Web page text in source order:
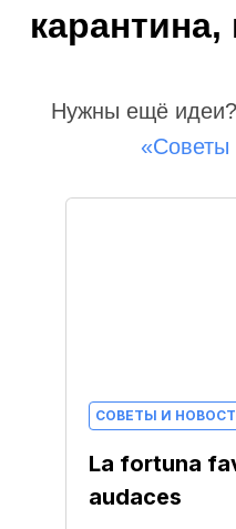
карантина,
Нужны ещё идеи?
«Советы